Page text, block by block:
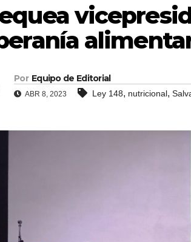
Por Equipo de Editorial
ABR 8, 2023 Ley 148, nutricional,